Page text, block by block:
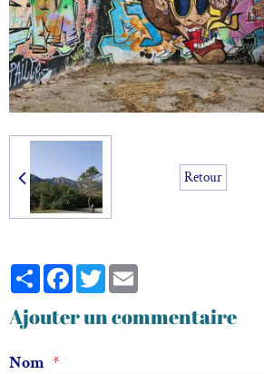
Retour
PartagerFacebook
Twitter
Ajouter un commentaire
Nom